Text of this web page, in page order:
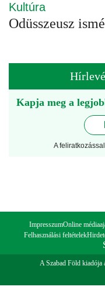
Kultúra
Odüsszeusz
Kapja meg a
A
ImpresszumOnline
Felhasználási feltételek
A Szabad Föld